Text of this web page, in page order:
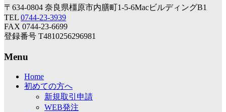
〒634-0804 奈良県橿原市内膳町1-5-6MacビルディングB1
TEL 0744-23-3939
FAX 0744-23-6699
登録番号 T4810256296981
Menu
Home
初めての方へ
新規取引申請
WEB発注